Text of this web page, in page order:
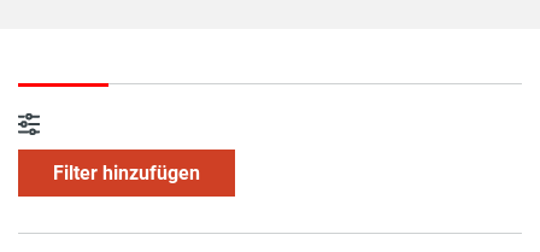
Filter hinzufügen